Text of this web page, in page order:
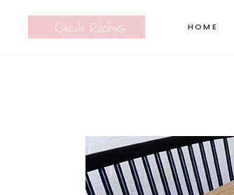
HOME